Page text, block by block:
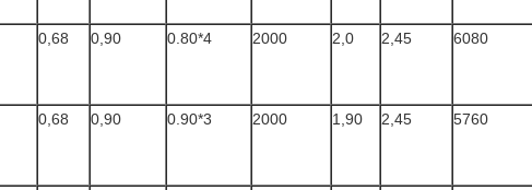
0,68 0,90 0.80*4 2000 2,0 2,45 6080
0,68 0,90 0.90*3 2000 1,90 2,45 5760